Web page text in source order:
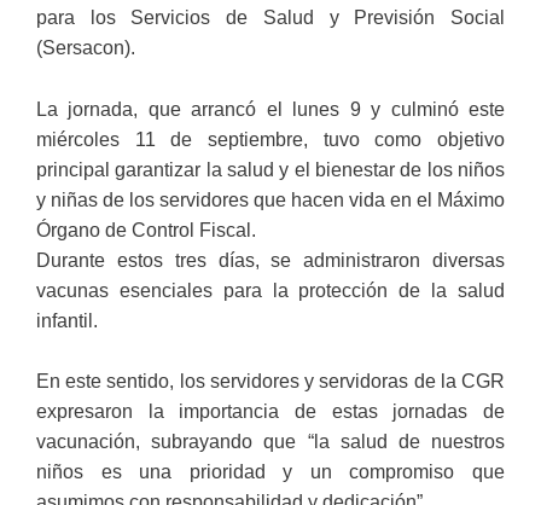
para los Servicios de Salud y Previsión Social
(Sersacon).
La jornada, que arrancó el lunes 9 y culminó este
miércoles 11 de septiembre, tuvo como objetivo
principal garantizar la salud y el bienestar de los niños
y niñas de los servidores que hacen vida en el Máximo
Órgano de Control Fiscal.
Durante estos tres días, se administraron diversas
vacunas esenciales para la protección de la salud
infantil.
En este sentido, los servidores y servidoras de la CGR
expresaron la importancia de estas jornadas de
vacunación, subrayando que “la salud de nuestros
niños es una prioridad y un compromiso que